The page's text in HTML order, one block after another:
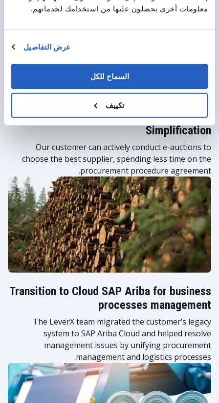
معلومات أخرى يحصلون عليها من استخدامك لخدماتهم.
عرض التفاصيل
السماح للكل
تكييف
Auctions and Procurement Processes
Simplification
Our customer can actively conduct e-auctions to
choose the best supplier, spending less time on the
procurement procedure agreement.
Transition to Cloud SAP Ariba for business
processes management
The LeverX team migrated the customer’s legacy
system to SAP Ariba Cloud and helped resolve
management issues by unifying procurement
management and logistics processes.